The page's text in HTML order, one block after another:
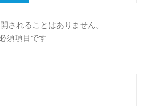
されることはありません。
須項目です